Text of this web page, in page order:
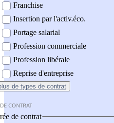
Franchise
Insertion par l'activ.éco.
Portage salarial
Profession commerciale
Profession libérale
Reprise d'entreprise
de types de contrat
CONTRAT
de contrat